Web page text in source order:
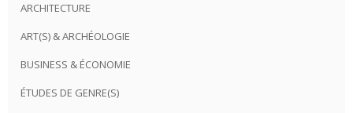
ARCHITECTURE
ART(S) & ARCHÉOLOGIE
BUSINESS & ÉCONOMIE
ÉTUDES DE GENRE(S)